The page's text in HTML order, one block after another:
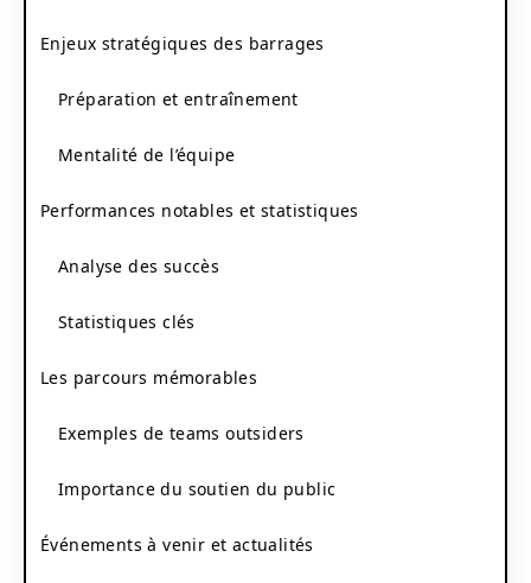
Enjeux stratégiques des barrages
Préparation et entraînement
Mentalité de l’équipe
Performances notables et statistiques
Analyse des succès
Statistiques clés
Les parcours mémorables
Exemples de teams outsiders
Importance du soutien du public
Événements à venir et actualités